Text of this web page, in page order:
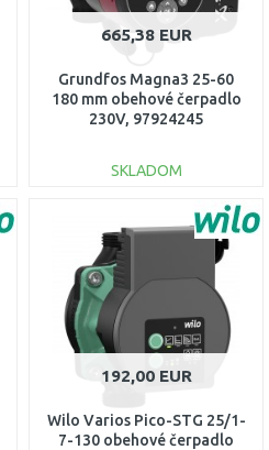
665,38 EUR
Grundfos Magna3 25-60
180 mm obehové čerpadlo
230V, 97924245
SKLADOM
DO KOŠÍKA
192,00 EUR
Wilo Varios Pico-STG 25/1-
7-130 obehové čerpadlo